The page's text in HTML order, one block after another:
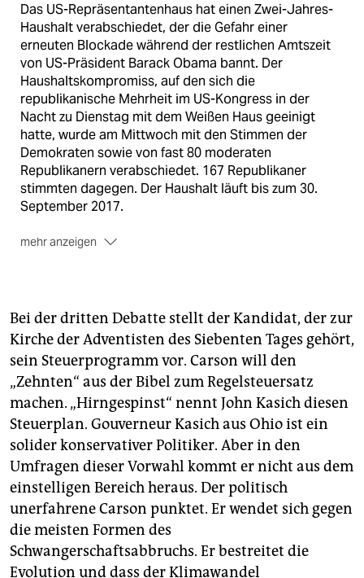
Das US-Repräsentantenhaus hat einen Zwei-Jahres-
Haushalt verabschiedet, der die Gefahr einer
erneuten Blockade während der restlichen Amtszeit
von US-Präsident Barack Obama bannt. Der
Haushaltskompromiss, auf den sich die
republikanische Mehrheit im US-Kongress in der
Nacht zu Dienstag mit dem Weißen Haus geeinigt
hatte, wurde am Mittwoch mit den Stimmen der
Demokraten sowie von fast 80 moderaten
Republikanern verabschiedet. 167 Republikaner
stimmten dagegen. Der Haushalt läuft bis zum 30.
September 2017.
mehr anzeigen
gebannt. Der Gesetzestext erhöht die
Staatsausgaben um 80 Milliarden Dollar und hebt die
Schuldenobergrenze an. Das US-Finanzministerium
hatte dem Kongress dafür eine Frist bis zum
kommenden Dienstag gesetzt. Für 2016 sind
Ausgaben von 1.067 Milliarden Dollar und für 2017
von 1.070 Milliarden Dollar vorgesehen. Davon geht
rund die Hälfte ans Militär, das zusätzlich 31
Milliarden Dollar für Auslandseinsätze erhält.
Bei der dritten Debatte stellt der Kandidat, der zur
Kirche der Adventisten des Siebenten Tages gehört,
sein Steuerprogramm vor. Carson will den
„Zehnten“ aus der Bibel zum Regelsteuersatz
machen. „Hirngespinst“ nennt John Kasich diesen
Steuerplan. Gouverneur Kasich aus Ohio ist ein
solider konservativer Politiker. Aber in den
Umfragen dieser Vorwahl kommt er nicht aus dem
einstelligen Bereich heraus. Der politisch
unerfahrene Carson punktet. Er wendet sich gegen
die meisten Formen des
Schwangerschaftsabbruchs. Er bestreitet die
Evolution und dass der Klimawandel